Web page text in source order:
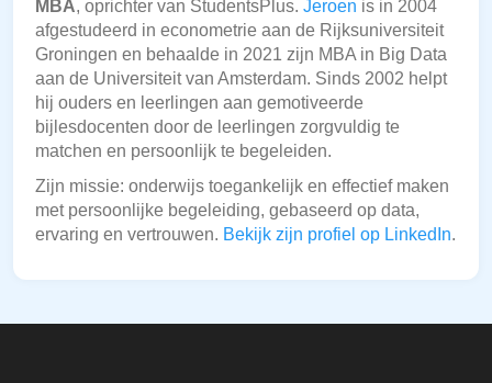
MBA, oprichter van StudentsPlus. Jeroen is in 2004
afgestudeerd in econometrie aan de Rijksuniversiteit
Groningen en behaalde in 2021 zijn MBA in Big Data
aan de Universiteit van Amsterdam. Sinds 2002 helpt
hij ouders en leerlingen aan gemotiveerde
bijlesdocenten door de leerlingen zorgvuldig te
matchen en persoonlijk te begeleiden.
Zijn missie: onderwijs toegankelijk en effectief maken
met persoonlijke begeleiding, gebaseerd op data,
ervaring en vertrouwen. Bekijk zijn profiel op LinkedIn.